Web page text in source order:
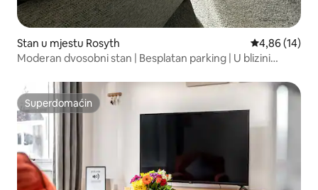
Stan u mjestu Rosyth Prosječna
4,86 (14)
Moderan dvosobni stan | Besplatan parking | U blizini
Superdomaćin
Superdomaćin